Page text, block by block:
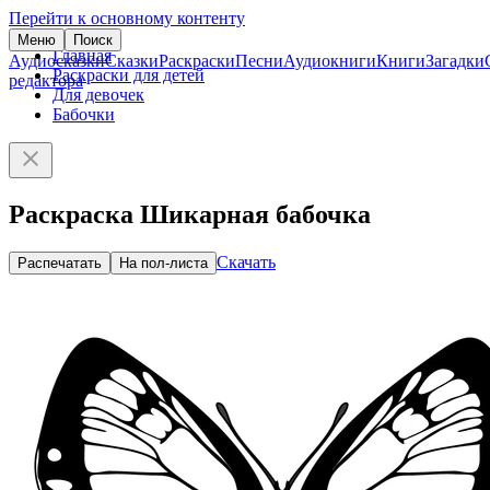
Перейти к основному контенту
Меню Поиск
АудиосказкиСказкиРаскраскиПесниАудиокнигиКнигиЗагадки
редактора
Главная
Раскраски для детей
Для девочек
Бабочки
Раскраска Шикарная бабочка
Распечатать На пол-листа Скачать